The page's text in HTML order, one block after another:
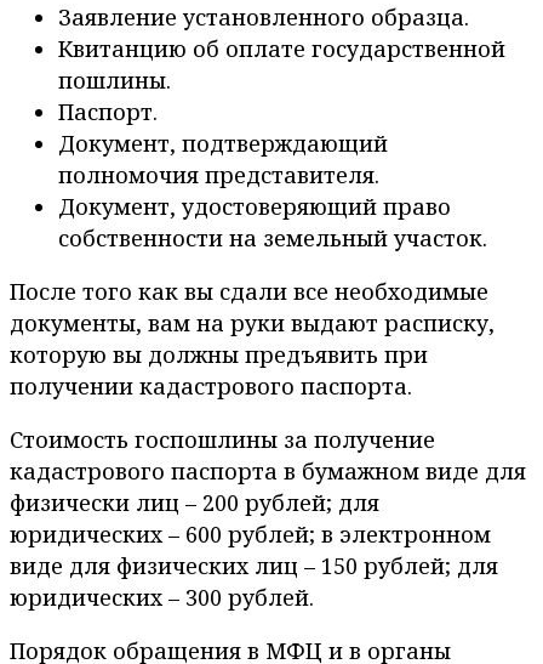
Заявление установленного образца.
Квитанцию об оплате государственной
пошлины.
Паспорт.
Документ, подтверждающий
полномочия представителя.
Документ, удостоверяющий право
собственности на земельный участок.
После того как вы сдали все необходимые
документы, вам на руки выдают расписку,
которую вы должны предъявить при
получении кадастрового паспорта.
Стоимость госпошлины за получение
кадастрового паспорта в бумажном виде для
физически лиц – 200 рублей; для
юридических – 600 рублей; в электронном
виде для физических лиц – 150 рублей; для
юридических – 300 рублей.
Порядок обращения в МФЦ и в органы